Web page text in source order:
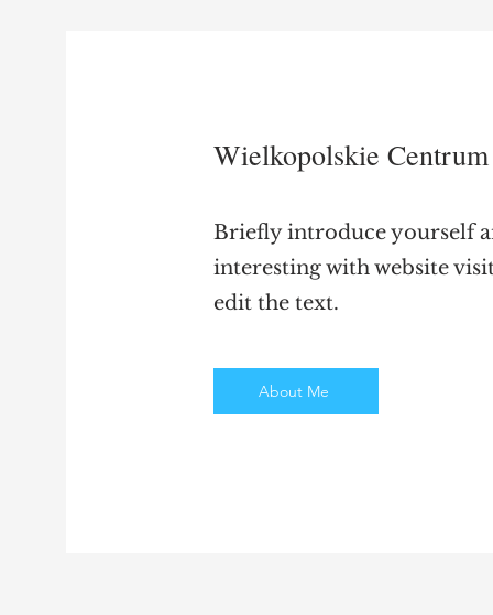
Wielkopolskie Centrum
Briefly introduce yourself
interesting with website
edit the text.
About Me